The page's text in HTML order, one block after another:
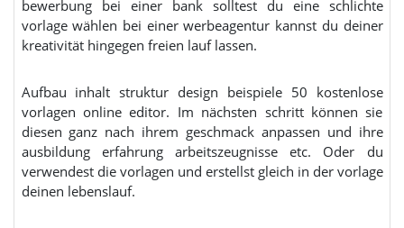
bewerbung bei einer bank solltest du eine schlichte
vorlage wählen bei einer werbeagentur kannst du deiner
kreativität hingegen freien lauf lassen.
Aufbau inhalt struktur design beispiele 50 kostenlose
vorlagen online editor. Im nächsten schritt können sie
diesen ganz nach ihrem geschmack anpassen und ihre
ausbildung erfahrung arbeitszeugnisse etc. Oder du
verwendest die vorlagen und erstellst gleich in der vorlage
deinen lebenslauf.